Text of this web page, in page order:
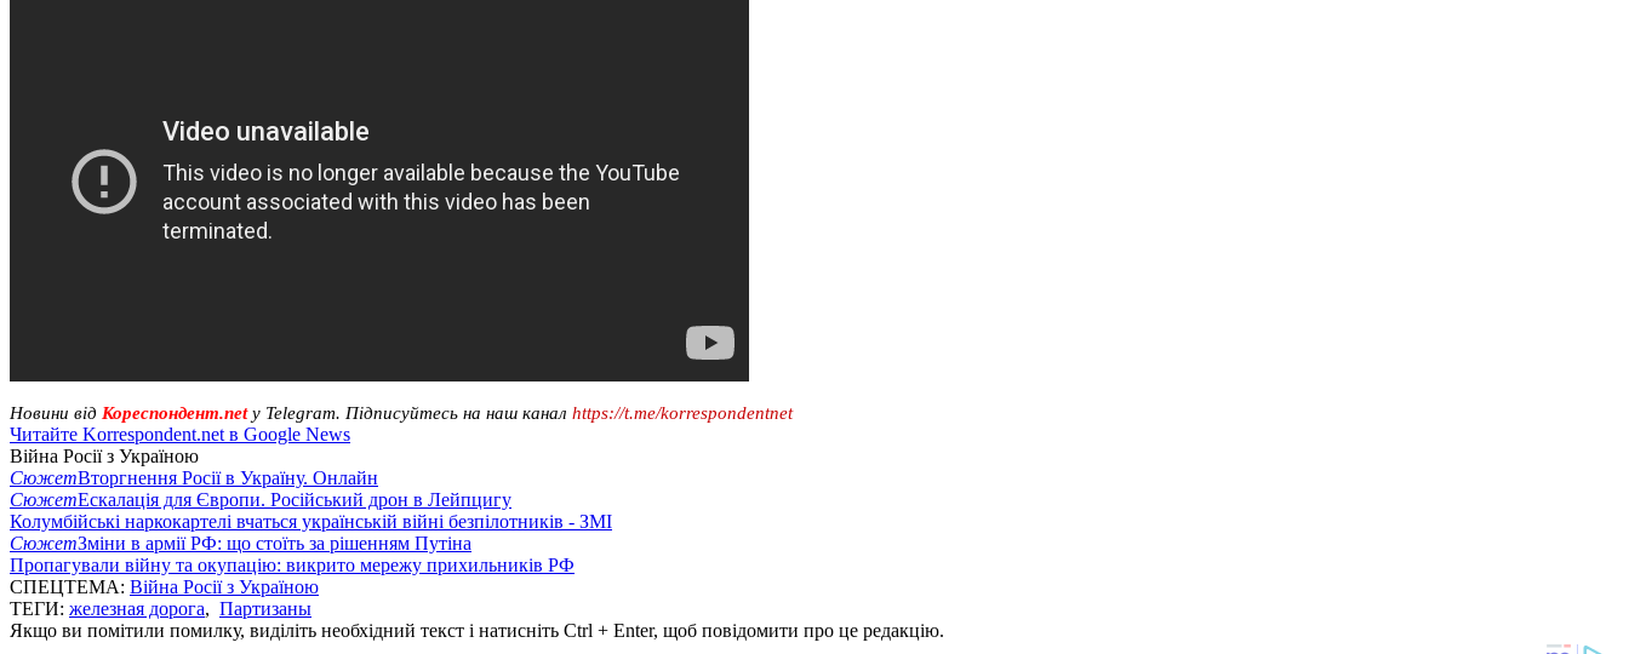
Новини від Кореспондент.netу Telegram. Підписуйтесь на наш канал https://t.me/korrespondentnet
Читайте Korrespondent.net в Google News
Війна Росії з Україною
СюжетВторгнення Росії в Україну. Онлайн
СюжетЕскалація для Європи. Російський дрон в Лейпцигу
Колумбійські наркокартелі вчаться українській війні безпілотників - ЗМІ
СюжетЗміни в армії РФ: що стоїть за рішенням Путіна
Пропагували війну та окупацію: викрито мережу прихильників РФ
СПЕЦТЕМА: Війна Росії з Україною
ТЕГИ: железная дорога, Партизаны
Якщо ви помітили помилку, виділіть необхідний текст і натисніть Ctrl + Enter, щоб повідомити про це редакцію.